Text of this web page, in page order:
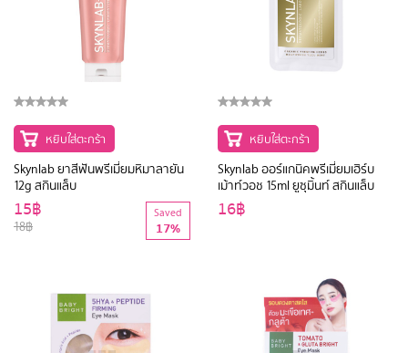
หยิบใส่ตะกร้า
Skynlab ยาสีฟันพรีเมี่ยมหิมาลายัน
12g สกินแล็บ
18฿
15฿ Saved
17%
หยิบใส่ตะกร้า
Skynlab ออร์แกนิคพรีเมี่ยมเฮิร์บ
เม้าท์วอช 15ml ยูซุมิ้นท์ สกินแล็บ
16฿